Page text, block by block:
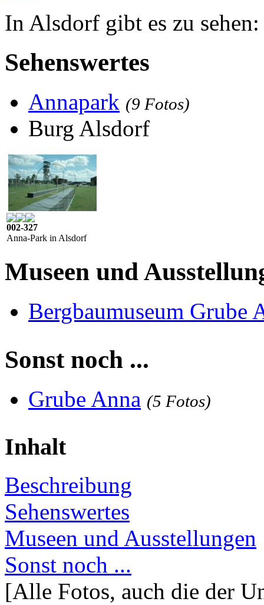
In Alsdorf gibt es zu sehen:
Sehenswertes
Annapark (9 Fotos)
Burg Alsdorf
002-327
Anna-Park in Alsdorf
Museen und
Bergbaumuseum Grube
Sonst noch ...
Grube Anna (5 Fotos)
Inhalt
Beschreibung
Sehenswertes
Museen und Ausstellungen
Sonst noch ...
[Alle Fotos, auch die der